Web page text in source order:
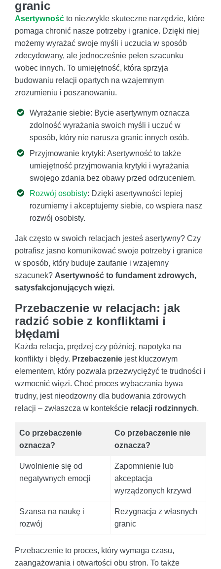
granic
Asertywność to niezwykle skuteczne narzędzie, które
pomaga chronić nasze potrzeby i granice. Dzięki niej
możemy wyrażać swoje myśli i uczucia w sposób
zdecydowany, ale jednocześnie pełen szacunku
wobec innych. To umiejętność, która sprzyja
budowaniu relacji opartych na wzajemnym
zrozumieniu i poszanowaniu.
Wyrażanie siebie: Bycie asertywnym oznacza
zdolność wyrażania swoich myśli i uczuć w
sposób, który nie narusza granic innych osób.
Przyjmowanie krytyki: Asertywność to także
umiejętność przyjmowania krytyki i wyrażania
swojego zdania bez obawy przed odrzuceniem.
Rozwój osobisty: Dzięki asertywności lepiej
rozumiemy i akceptujemy siebie, co wspiera nasz
rozwój osobisty.
Jak często w swoich relacjach jesteś asertywny? Czy
potrafisz jasno komunikować swoje potrzeby i granice
w sposób, który buduje zaufanie i wzajemny
szacunek? Asertywność to fundament zdrowych,
satysfakcjonujących więzi.
Przebaczenie w relacjach: jak
radzić sobie z konfliktami i
błędami
Każda relacja, prędzej czy później, napotyka na
konflikty i błędy. Przebaczenie jest kluczowym
elementem, który pozwala przezwyciężyć te trudności i
wzmocnić więzi. Choć proces wybaczania bywa
trudny, jest nieodzowny dla budowania zdrowych
relacji – zwłaszcza w kontekście relacji rodzinnych.
Co przebaczenie
oznacza?
Co przebaczenie nie
oznacza?
Uwolnienie się od
negatywnych emocji
Zapomnienie lub
akceptacja
wyrządzonych krzywd
Szansa na naukę i
rozwój
Rezygnacja z własnych
granic
Przebaczenie to proces, który wymaga czasu,
zaangażowania i otwartości obu stron. To także